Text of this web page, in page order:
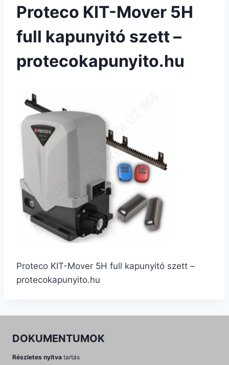
Proteco KIT-Mover 5H
full kapunyitó szett –
protecokapunyito.hu
Proteco KIT-Mover 5H full kapunyitó szett –
protecokapunyito.hu
DOKUMENTUMOK
Részletes nyitva tartás